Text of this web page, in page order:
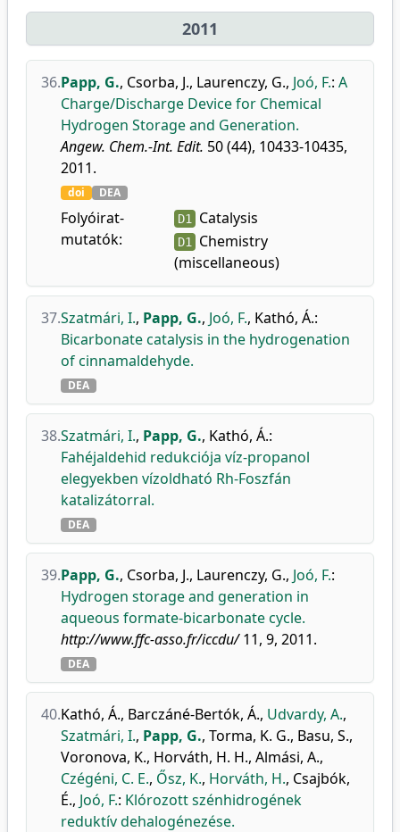
2011
36.Papp, G., Csorba, J., Laurenczy, G., Joó, F.: A
Charge/Discharge Device for Chemical
Hydrogen Storage and Generation.
Angew. Chem.-Int. Edit. 50 (44), 10433-10435,
2011.
doi DEA
Folyóirat-
mutatók:
D1 Catalysis
D1
Chemistry
(miscellaneous)
37.Szatmári, I., Papp, G., Joó, F., Kathó, Á.:
Bicarbonate catalysis in the hydrogenation
of cinnamaldehyde.
DEA
38.Szatmári, I., Papp, G., Kathó, Á.:
Fahéjaldehid redukciója víz-propanol
elegyekben vízoldható Rh-Foszfán
katalizátorral.
DEA
39.Papp, G., Csorba, J., Laurenczy, G., Joó, F.:
Hydrogen storage and generation in
aqueous formate-bicarbonate cycle.
http://www.ffc-asso.fr/iccdu/11, 9, 2011.
DEA
40.Kathó, Á., Barczáné-Bertók, Á., Udvardy, A.,
Szatmári, I., Papp, G., Torma, K. G., Basu, S.,
Voronova, K., Horváth, H. H., Almási, A.,
Czégéni, C. E., Ősz, K., Horváth, H., Csajbók,
É., Joó, F.: Klórozott szénhidrogének
reduktív dehalogénezése.